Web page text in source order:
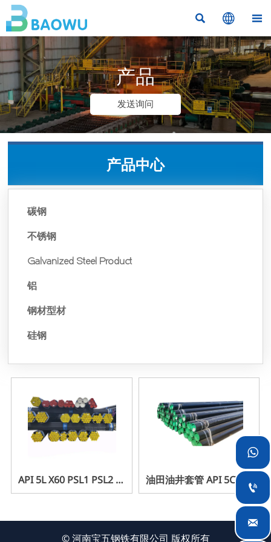
  
产品
发送询问
产品中心
碳钢
不锈钢
Galvanized Steel Product
铝
钢材型材
硅钢
API 5L X60 PSL1 PSL2 管
线钢管
油田油井套管 API 5CT 套
管和油管
© 河南宝五钢铁有限公司 版权所有


